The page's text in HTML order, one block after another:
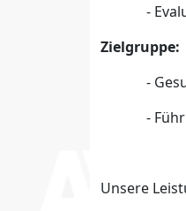
-
Zielgruppe:
-
-
Unsere